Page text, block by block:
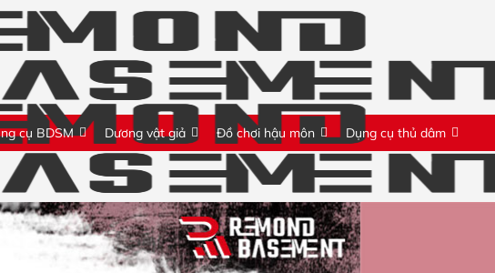
cụ BDSM Dương vật giả Đồ chơi hậu môn Dụng cụ thủ dâm